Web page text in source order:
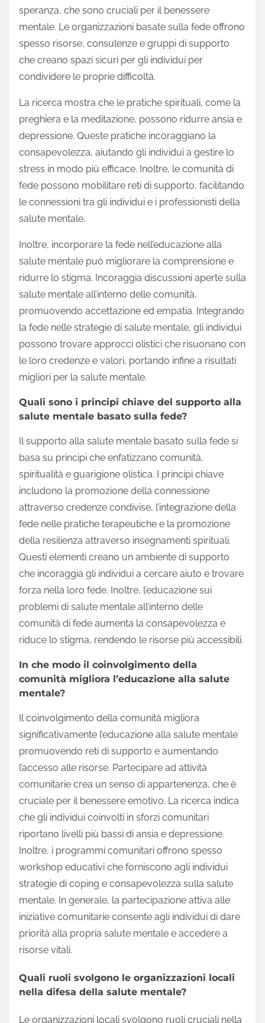
speranza, che sono cruciali per il benessere
mentale. Le organizzazioni basate sulla fede offrono
spesso risorse, consulenze e gruppi di supporto
che creano spazi sicuri per gli individui per
condividere le proprie difficoltà.
La ricerca mostra che le pratiche spirituali, come la
preghiera e la meditazione, possono ridurre ansia e
depressione. Queste pratiche incoraggiano la
consapevolezza, aiutando gli individui a gestire lo
stress in modo più efficace. Inoltre, le comunità di
fede possono mobilitare reti di supporto, facilitando
le connessioni tra gli individui e i professionisti della
salute mentale.
Inoltre, incorporare la fede nell’educazione alla
salute mentale può migliorare la comprensione e
ridurre lo stigma. Incoraggia discussioni aperte sulla
salute mentale all’interno delle comunità,
promuovendo accettazione ed empatia. Integrando
la fede nelle strategie di salute mentale, gli individui
possono trovare approcci olistici che risuonano con
le loro credenze e valori, portando infine a risultati
migliori per la salute mentale.
Quali sono i principi chiave del supporto alla
salute mentale basato sulla fede?
Il supporto alla salute mentale basato sulla fede si
basa su principi che enfatizzano comunità,
spiritualità e guarigione olistica. I principi chiave
includono la promozione della connessione
attraverso credenze condivise, l’integrazione della
fede nelle pratiche terapeutiche e la promozione
della resilienza attraverso insegnamenti spirituali.
Questi elementi creano un ambiente di supporto
che incoraggia gli individui a cercare aiuto e trovare
forza nella loro fede. Inoltre, l’educazione sui
problemi di salute mentale all’interno delle
comunità di fede aumenta la consapevolezza e
riduce lo stigma, rendendo le risorse più accessibili.
In che modo il coinvolgimento della
comunità migliora l’educazione alla salute
mentale?
Il coinvolgimento della comunità migliora
significativamente l’educazione alla salute mentale
promuovendo reti di supporto e aumentando
l’accesso alle risorse. Partecipare ad attività
comunitarie crea un senso di appartenenza, che è
cruciale per il benessere emotivo. La ricerca indica
che gli individui coinvolti in sforzi comunitari
riportano livelli più bassi di ansia e depressione.
Inoltre, i programmi comunitari offrono spesso
workshop educativi che forniscono agli individui
strategie di coping e consapevolezza sulla salute
mentale. In generale, la partecipazione attiva alle
iniziative comunitarie consente agli individui di dare
priorità alla propria salute mentale e accedere a
risorse vitali.
Quali ruoli svolgono le organizzazioni locali
nella difesa della salute mentale?
Le organizzazioni locali svolgono ruoli cruciali nella